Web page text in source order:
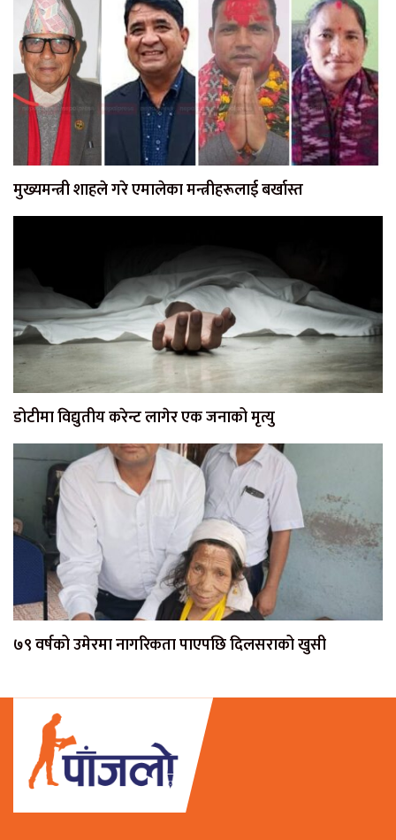
मुख्यमन्त्री शाहले गरे एमालेका मन्त्रीहरूलाई बर्खास्त
डोटीमा विद्युतीय करेन्ट लागेर एक जनाको मृत्यु
७९ वर्षको उमेरमा नागरिकता पाएपछि दिलसराको खुसी